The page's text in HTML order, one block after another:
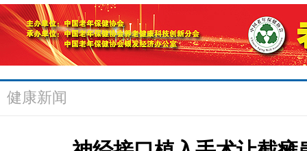
健康新闻